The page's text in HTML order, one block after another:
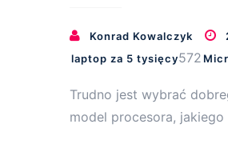
Konrad Kowalczyk
laptop za 5 tysięcy572
Trudno jest wybrać
model procesora,